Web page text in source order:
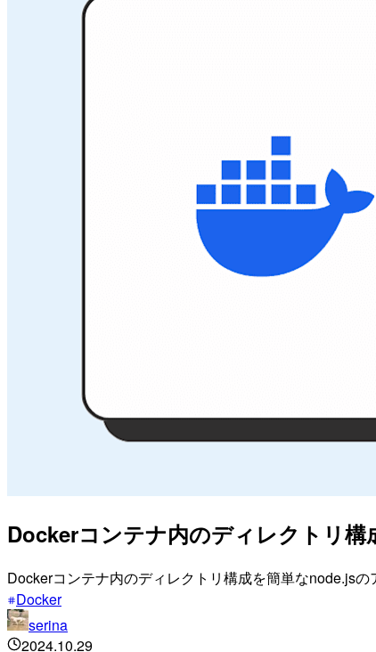
Dockerコンテナ内のディレクトリ構
Dockerコンテナ内のディレクトリ構成を簡単なnode.jsの
Docker
serina
2024.10.29